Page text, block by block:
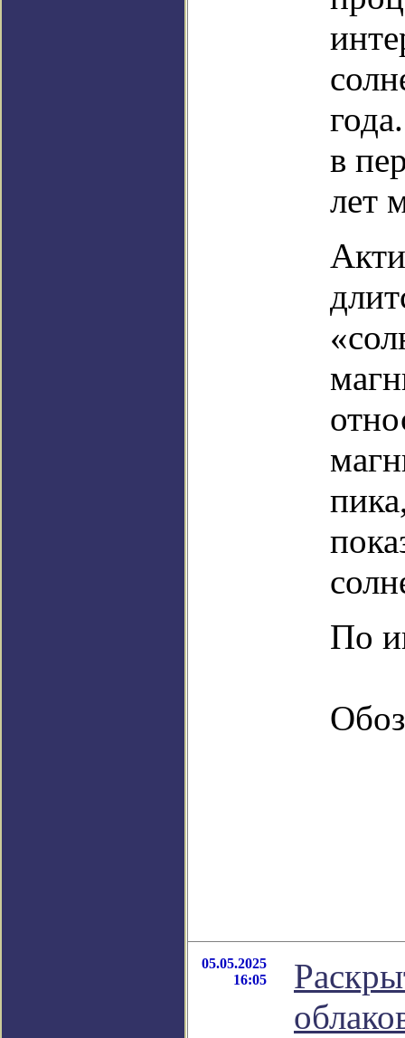
в
лет
По
05.05.2025
16:05